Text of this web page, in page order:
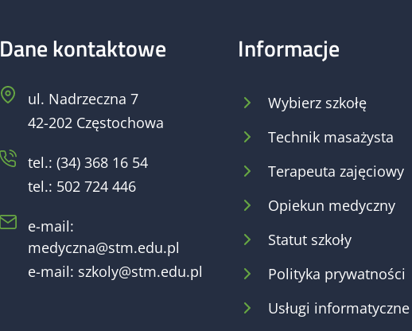
Dane kontaktowe
ul. Nadrzeczna 7
42-202 Częstochowa
tel.: (34) 368 16 54
tel.: 502 724 446
e-mail:
medyczna@stm.edu.pl
e-mail: szkoly@stm.edu.pl
Informacje
Wybierz szkołę
Technik masażysta
Terapeuta zajęciowy
Opiekun medyczny
Statut szkoły
Polityka prywatności
Usługi informatyczne